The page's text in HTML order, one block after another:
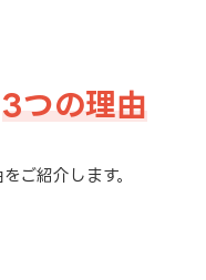
3つの理由
ご紹介します。